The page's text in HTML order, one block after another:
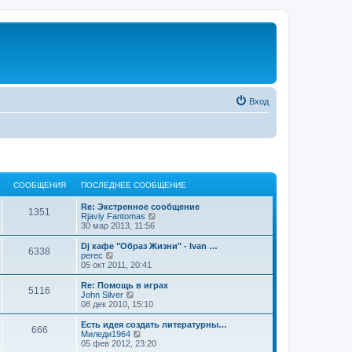
Вход
СООБЩЕНИЯ ПОСЛЕДНЕЕ СООБЩЕНИЕ
1351
Re: Экстренное сообщение
Rjaviy Fantomas
р
е
п
е
30 мар 2013, 11:56
6338
Dj кафе "Образ Жизни" - Ivan …
perec
е
р
е
й
т
п
о
с
05 окт 2011, 20:41
5116
Re: Помощь в играх
John Silver
е
р
е
й
т
08 дек 2010, 15:10
666
Есть идея создать литературны…
Миледи1964
е
05 фев 2012, 23:20